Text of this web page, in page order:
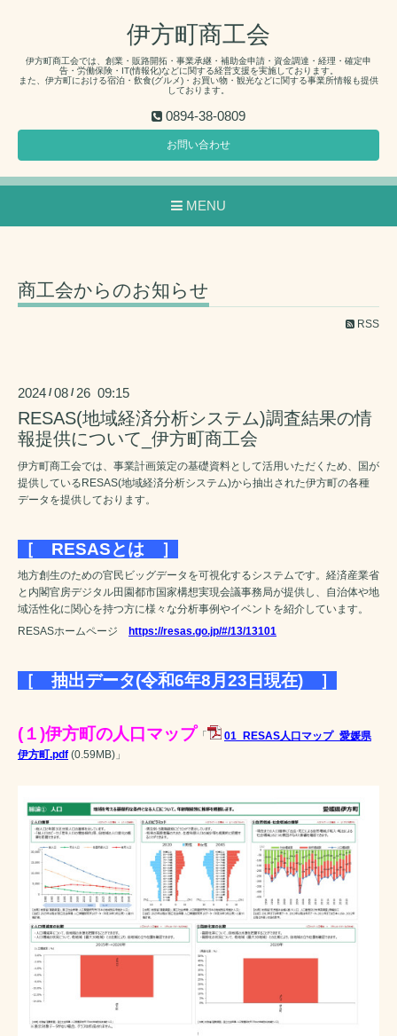
伊方町商工会
伊方町商工会では、創業・販路開拓・事業承継・補助金申請・資金調達・経理・確定申
告・労働保険・IT(情報化)などに関する経営支援を実施しております。
また、伊方町における宿泊・飲食(グルメ)・お買い物・観光などに関する事業所情報も提供
しております。
0894-38-0809
お問い合わせ
MENU
商工会からのお知らせ
RSS
2024 /08 / 26 09:15
RESAS(地域経済分析システム)調査結果の情
報提供について_伊方町商工会
伊方町商工会では、事業計画策定の基礎資料として活用いただくため、国が
提供しているRESAS(地域経済分析システム)から抽出された伊方町の各種
データを提供しております。
［ RESASとは ］
地方創生のための官民ビッグデータを可視化するシステムです。経済産業省
と内閣官房デジタル田園都市国家構想実現会議事務局が提供し、自治体や地
域活性化に関心を持つ方に様々な分析事例やイベントを紹介しています。
RESASホームページ https://resas.go.jp/#/13/13101
［ 抽出データ(令和6年8月23日現在) ］
(１)伊方町の人口マップ 「
01_RESAS人口マップ_愛媛県
伊方町.pdf (0.59MB) 」